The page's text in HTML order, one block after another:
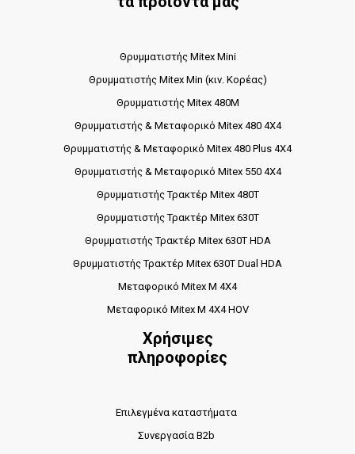
Θρυμματιστής Mitex Mini
Θρυμματιστής Mitex Min (κιν. Κορέας)
Θρυμματιστής Mitex 480M
Θρυμματιστής & Μεταφορικό Mitex 480 4X4
Θρυμματιστής & Μεταφορικό Mitex 480 Plus 4X4
Θρυμματιστής & Μεταφορικό Mitex 550 4X4
Θρυμματιστής Τρακτέρ Mitex 480T
Θρυμματιστής Τρακτέρ Mitex 630T
Θρυμματιστής Τρακτέρ Mitex 630T HDA
Θρυμματιστής Τρακτέρ Mitex 630T Dual HDA
Μεταφορικό Mitex M 4X4
Μεταφορικό Mitex M 4X4 HOV
Χρήσιμες
πληροφορίες
Επιλεγμένα καταστήματα
Συνεργασία B2b